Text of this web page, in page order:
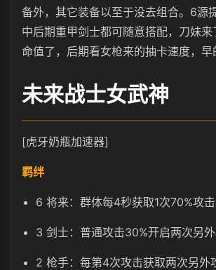
备外，其它装备以至于没去组合。6源
中后期重甲剑士都可随意搭配，刀妹
命值了，后期看女枪来的抽卡速度，早
未来战士女武神
[虎牙奶瓶加速器]
羁绊
6 将来：群体每4秒获取1次70%攻
3 剑士：普通攻击30%开启两次另
2 枪手：每第4次攻击获取两次另外